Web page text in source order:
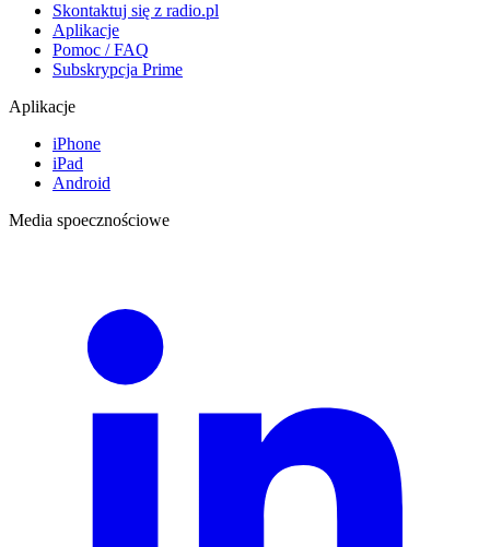
Skontaktuj się z radio.pl
Aplikacje
Pomoc / FAQ
Subskrypcja Prime
Aplikacje
iPhone
iPad
Android
Media spoecznościowe